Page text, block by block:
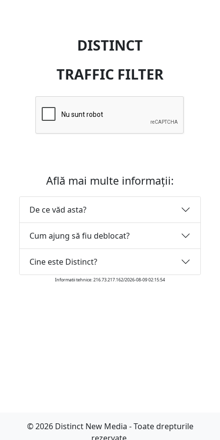
DISTINCT
TRAFFIC FILTER
Află mai multe informații:
De ce văd asta?
Cum ajung să fiu deblocat?
Cine este Distinct?
Informatii tehnice: 216.73.217.162/2026-08-09 02:15:54
© 2026 Distinct New Media - Toate drepturile